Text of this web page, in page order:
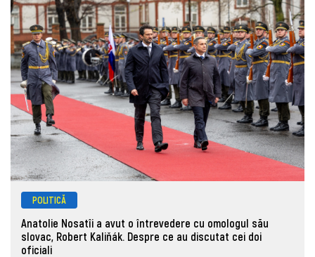
POLITICĂ
Anatolie Nosatîi a avut o întrevedere cu omologul său
slovac, Robert Kaliňák. Despre ce au discutat cei doi
oficiali